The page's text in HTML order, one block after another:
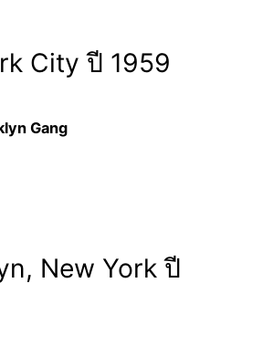
City ปี 1959
Gang
New York ปี